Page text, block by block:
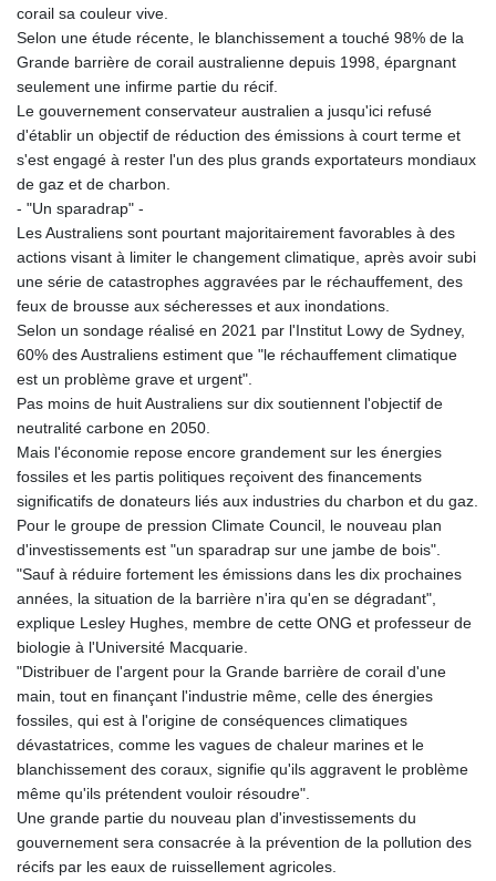
corail sa couleur vive.
Selon une étude récente, le blanchissement a touché 98% de la
Grande barrière de corail australienne depuis 1998, épargnant
seulement une infirme partie du récif.
Le gouvernement conservateur australien a jusqu'ici refusé
d'établir un objectif de réduction des émissions à court terme et
s'est engagé à rester l'un des plus grands exportateurs mondiaux
de gaz et de charbon.
- "Un sparadrap" -
Les Australiens sont pourtant majoritairement favorables à des
actions visant à limiter le changement climatique, après avoir subi
une série de catastrophes aggravées par le réchauffement, des
feux de brousse aux sécheresses et aux inondations.
Selon un sondage réalisé en 2021 par l'Institut Lowy de Sydney,
60% des Australiens estiment que "le réchauffement climatique
est un problème grave et urgent".
Pas moins de huit Australiens sur dix soutiennent l'objectif de
neutralité carbone en 2050.
Mais l'économie repose encore grandement sur les énergies
fossiles et les partis politiques reçoivent des financements
significatifs de donateurs liés aux industries du charbon et du gaz.
Pour le groupe de pression Climate Council, le nouveau plan
d'investissements est "un sparadrap sur une jambe de bois".
"Sauf à réduire fortement les émissions dans les dix prochaines
années, la situation de la barrière n'ira qu'en se dégradant",
explique Lesley Hughes, membre de cette ONG et professeur de
biologie à l'Université Macquarie.
"Distribuer de l'argent pour la Grande barrière de corail d'une
main, tout en finançant l'industrie même, celle des énergies
fossiles, qui est à l'origine de conséquences climatiques
dévastatrices, comme les vagues de chaleur marines et le
blanchissement des coraux, signifie qu'ils aggravent le problème
même qu'ils prétendent vouloir résoudre".
Une grande partie du nouveau plan d'investissements du
gouvernement sera consacrée à la prévention de la pollution des
récifs par les eaux de ruissellement agricoles.